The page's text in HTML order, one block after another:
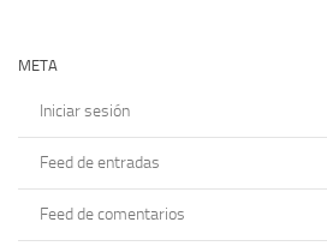
META
Iniciar sesión
Feed de entradas
Feed de comentarios